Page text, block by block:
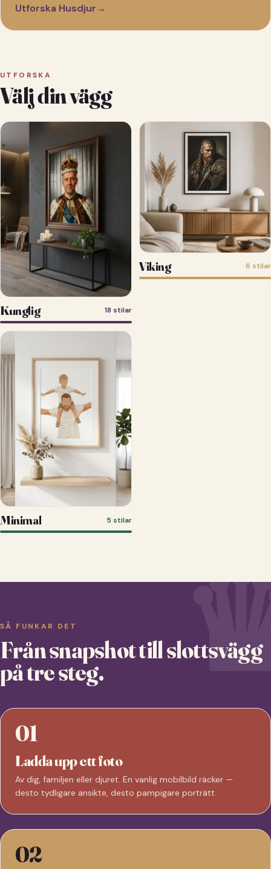
Utforska Husdjur→
UTFORSKA
Välj din vägg
Kunglig 18 stilar
Viking 6 stilar
Minimal 5 stilar
SÅ FUNKAR DET
Från snapshot till slottsvägg
på tre steg.
01
Ladda upp ett foto
Av dig, familjen eller djuret. En vanlig mobilbild räcker —
desto tydligare ansikte, desto pampigare porträtt.
02